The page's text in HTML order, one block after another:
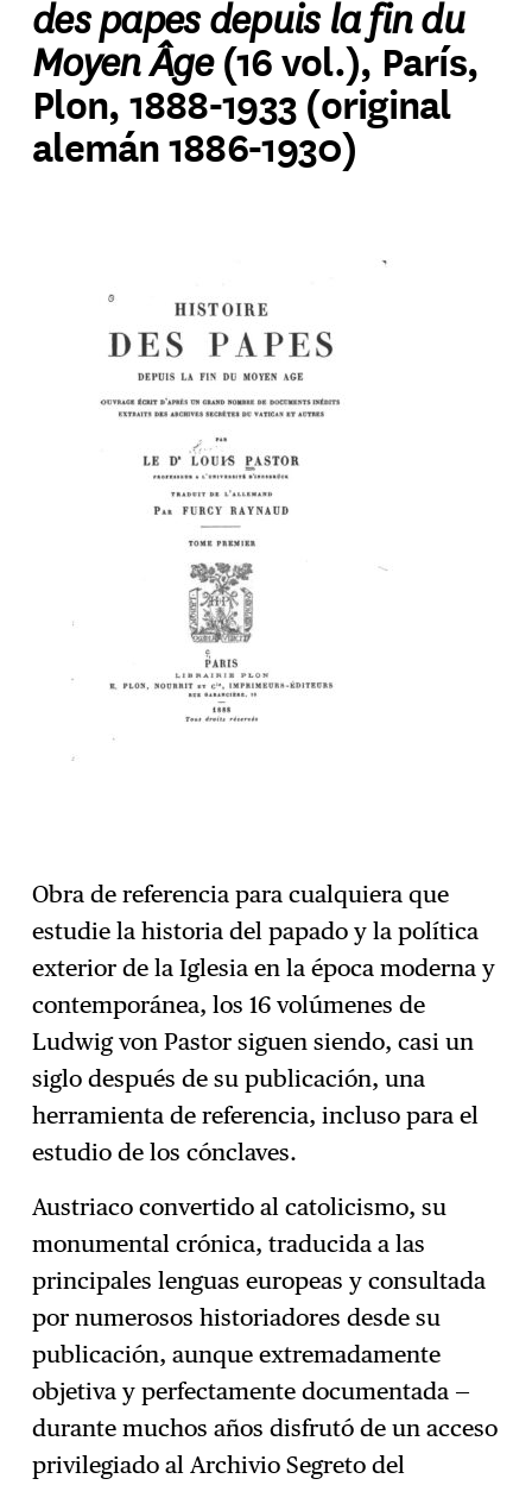
des papes depuis la fin du
Moyen Âge(16 vol.), París,
Plon, 1888-1933 (original
alemán 1886-1930)
Obra de referencia para cualquiera que
estudie la historia del papado y la política
exterior de la Iglesia en la época moderna y
contemporánea, los 16 volúmenes de
Ludwig von Pastor siguen siendo, casi un
siglo después de su publicación, una
herramienta de referencia, incluso para el
estudio de los cónclaves.
Austriaco convertido al catolicismo, su
monumental crónica, traducida a las
principales lenguas europeas y consultada
por numerosos historiadores desde su
publicación, aunque extremadamente
objetiva y perfectamente documentada —
durante muchos años disfrutó de un acceso
privilegiado al Archivio Segreto del